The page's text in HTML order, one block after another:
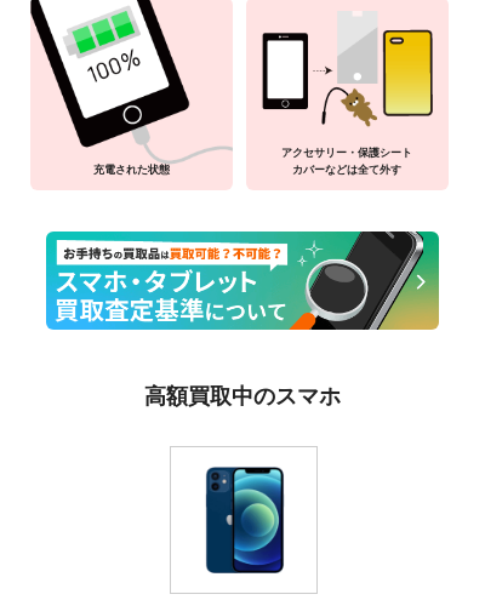
充電された状態
アクセサリー・保護シート
カバーなどは全て外す
高額買取中のスマホ